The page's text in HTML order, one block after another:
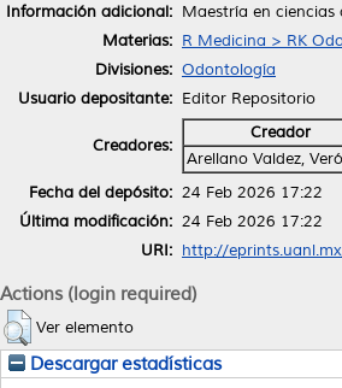
Información adicional: Maestría en
Materias: R Medicina > RK
Divisiones: Odontología
Usuario depositante: Editor Repositorio
Creadores:
Creador
Arellano Valdez,
Fecha del depósito: 24 Feb 2026 17:22
Última modificación: 24 Feb 2026 17:22
URI: http://
Actions (login required)
Ver elemento
Descargar estadísticas